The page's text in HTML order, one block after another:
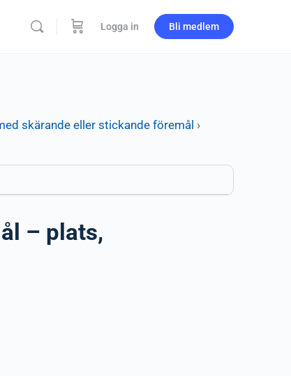
Logga in Bli medlem
skärande eller stickande föremål ›
– plats,